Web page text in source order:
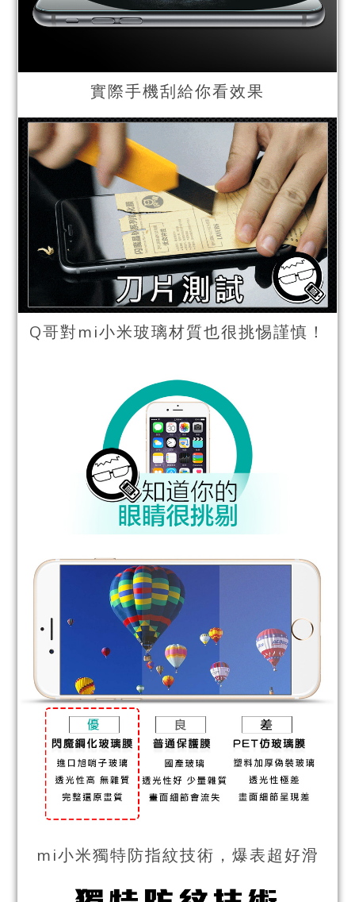
實際手機刮給你看效果
Q哥對mi小米玻璃材質也很挑惕謹慎！
mi小米獨特防指紋技術，爆表超好滑